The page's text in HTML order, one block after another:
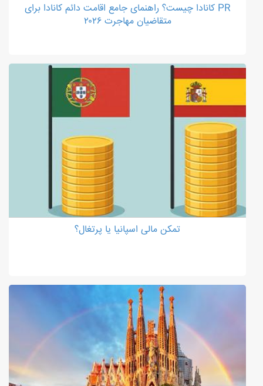
PR کانادا چیست؟ راهنمای جامع اقامت دائم کانادا برای
متقاضیان مهاجرت ۲۰۲۶
تمکن مالی اسپانیا یا پرتغال؟